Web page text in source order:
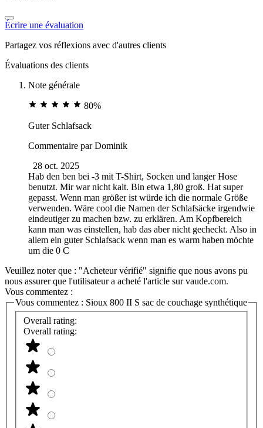
Écrire une évaluation
Partagez vos réflexions avec d'autres clients
Évaluations des clients
Note générale
80%
Guter Schlafsack
Commentaire parDominik
28 oct. 2025
Hab den ben bei -3 mit T-Shirt, Socken und langer Hose
benutzt. Mir war nicht kalt. Bin etwa 1,80 groß. Hat super
gepasst. Wenn man größer ist würde ich die normale Größe
verwenden. Wäre cool die Namen der Schlafsäcke irgendwie
eindeutiger zu machen bzw. zu erklären. Am Kopfbereich
kann man was einstellen, hab das aber nicht gecheckt. Also in
allem ein guter Schlafsack wenn man es warm haben möchte
um die 0 C
Veuillez noter que : "Acheteur vérifié" signifie que nous avons pu
nous assurer que l'utilisateur a acheté l'article sur vaude.com.
Vous commentez :
Vous commentez : Sioux 800 II S sac de couchage synthétique
Overall rating:
Overall rating: